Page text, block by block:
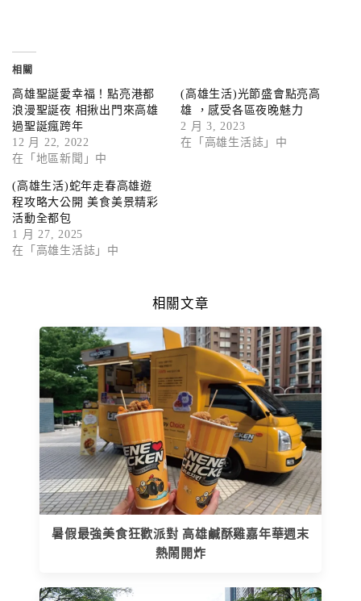
相關
高雄聖誕愛幸福！點亮港都
浪漫聖誕夜 相揪出門來高雄
過聖誕瘋跨年
12 月 22, 2022
在「地區新聞」中
(高雄生活)光節盛會點亮高
雄 ，感受各區夜晚魅力
2 月 3, 2023
在「高雄生活誌」中
(高雄生活)蛇年走春高雄遊
程攻略大公開 美食美景精彩
活動全都包
1 月 27, 2025
在「高雄生活誌」中
相關文章
暑假最強美食狂歡派對 高雄鹹酥雞嘉年華週末
熱鬧開炸